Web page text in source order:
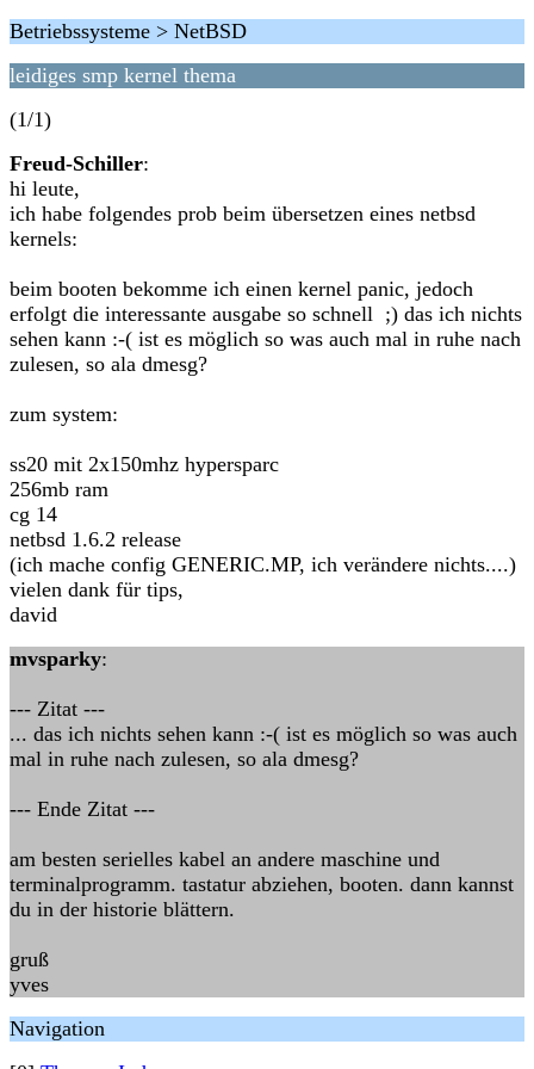
Betriebssysteme > NetBSD
leidiges smp kernel thema
(1/1)
Freud-Schiller:
hi leute,
ich habe folgendes prob beim übersetzen eines netbsd
kernels:
beim booten bekomme ich einen kernel panic, jedoch
erfolgt die interessante ausgabe so schnell ;) das ich nichts
sehen kann :-( ist es möglich so was auch mal in ruhe nach
zulesen, so ala dmesg?
zum system:
ss20 mit 2x150mhz hypersparc
256mb ram
cg 14
netbsd 1.6.2 release
(ich mache config GENERIC.MP, ich verändere nichts....)
vielen dank für tips,
david
mvsparky:
--- Zitat ---
... das ich nichts sehen kann :-( ist es möglich so was auch
mal in ruhe nach zulesen, so ala dmesg?
--- Ende Zitat ---
am besten serielles kabel an andere maschine und
terminalprogramm. tastatur abziehen, booten. dann kannst
du in der historie blättern.
gruß
yves
Navigation